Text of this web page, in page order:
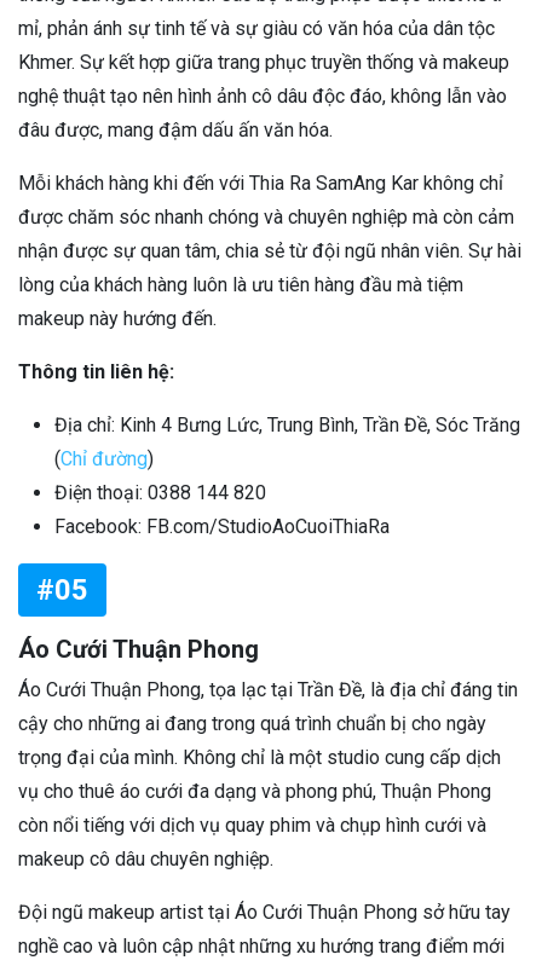
mỉ, phản ánh sự tinh tế và sự giàu có văn hóa của dân tộc
Khmer. Sự kết hợp giữa trang phục truyền thống và makeup
nghệ thuật tạo nên hình ảnh cô dâu độc đáo, không lẫn vào
đâu được, mang đậm dấu ấn văn hóa.
Mỗi khách hàng khi đến với Thia Ra SamAng Kar không chỉ
được chăm sóc nhanh chóng và chuyên nghiệp mà còn cảm
nhận được sự quan tâm, chia sẻ từ đội ngũ nhân viên. Sự hài
lòng của khách hàng luôn là ưu tiên hàng đầu mà tiệm
makeup này hướng đến.
Thông tin liên hệ:
Địa chỉ: Kinh 4 Bưng Lức, Trung Bình, Trần Đề, Sóc Trăng
(Chỉ đường)
Điện thoại: 0388 144 820
Facebook: FB.com/StudioAoCuoiThiaRa
#05
Áo Cưới Thuận Phong
Áo Cưới Thuận Phong, tọa lạc tại Trần Đề, là địa chỉ đáng tin
cậy cho những ai đang trong quá trình chuẩn bị cho ngày
trọng đại của mình. Không chỉ là một studio cung cấp dịch
vụ cho thuê áo cưới đa dạng và phong phú, Thuận Phong
còn nổi tiếng với dịch vụ quay phim và chụp hình cưới và
makeup cô dâu chuyên nghiệp.
Đội ngũ makeup artist tại Áo Cưới Thuận Phong sở hữu tay
nghề cao và luôn cập nhật những xu hướng trang điểm mới